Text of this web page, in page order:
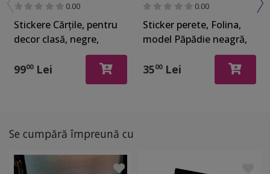
0.00
Stickere Cărţile, pentru
decor clasă, negre,
racletă de aplicare
inclusă
9900Lei
0.00
Sticker perete, Folina,
model Păpădie neagră,
3500Lei
Se cumpără împreună cu